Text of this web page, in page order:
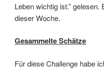
Leben wichtig ist.”
dieser Woche.
Gesammelte Schätze
Für diese Challenge habe